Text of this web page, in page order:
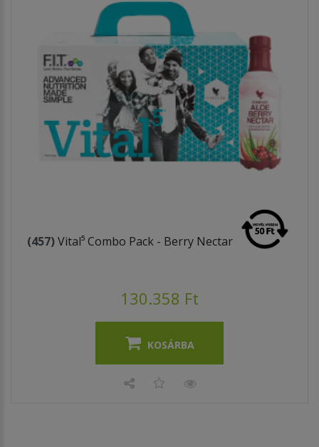
(457)Vital⁵ Combo Pack - Berry Nectar
130.358 Ft
KOSÁRBA